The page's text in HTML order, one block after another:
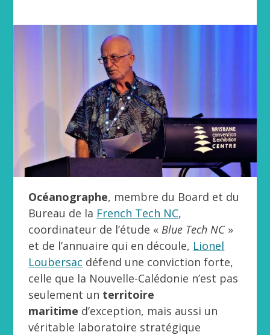
Océanographe, membre du Board et du
Bureau de la French Tech NC,
coordinateur de l’étude «Blue Tech NC »
et de l’annuaire qui en découle, Lionel
Loubersac défend une conviction forte,
celle que la Nouvelle-Calédonie n’est pas
seulement un territoire
maritime d’exception, mais aussi un
véritable laboratoire stratégique